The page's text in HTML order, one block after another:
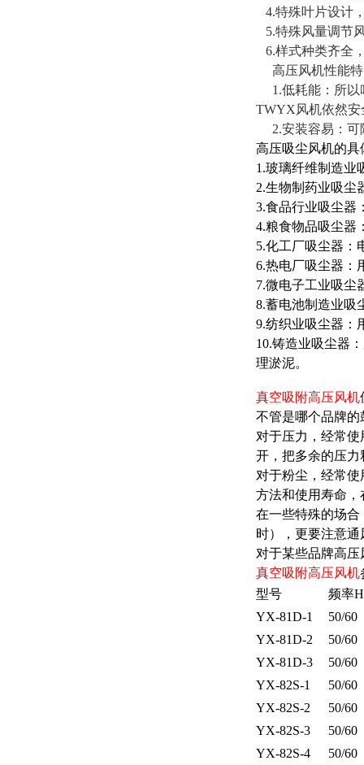
4.特殊叶片设计
5.特殊风量调节
6.样式种类齐全
高压风机性能
1.低耗能：所以
TWYX风机依然安
2.安装容易：可
高压吸尘风机的具
1.玻璃纤维制造业
2.生物制药业吸尘
3.食品行业吸尘器
4.粮食物品吸尘器
5.化工厂吸尘器：
6.热电厂吸尘器：
7.微电子工业吸尘
8.蓄电池制造业吸
9.纺织业吸尘器：
10.铸造业吸尘器
理淤泥。
真空吸附高压风机
不管是哪个品牌
对于压力，经常
开，把多余的压
对于粉尘，经常
方法和使用寿命
在一些特殊的场
时），更要注意
对于某些品牌高
真空吸附高压风机
型号
频率
YX-81D-1
50/60
YX-81D-2
50/60
YX-81D-3
50/60
YX-82S-1
50/60
YX-82S-2
50/60
YX-82S-3
50/60
YX-82S-4
50/60